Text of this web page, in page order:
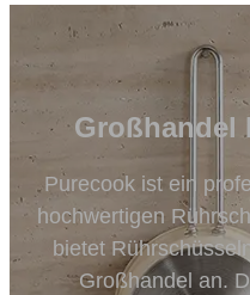
Großhandel
Purecook ist ein
hochwertigen
bietet
Großhandel an.